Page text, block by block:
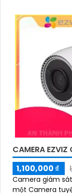
CAMERA
1,100,000 ₫
Camera giám sát
một Camera